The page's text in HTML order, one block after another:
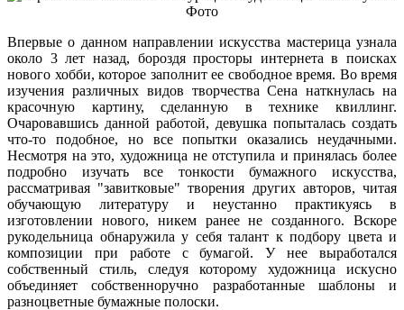
Впервые о данном направлении искусства мастерица узнала
около 3 лет назад, бороздя просторы интернета в поисках
нового хобби, которое заполнит ее свободное время. Во время
изучения различных видов творчества Сена наткнулась на
красочную картину, сделанную в технике квиллинг.
Очаровавшись данной работой, девушка попыталась создать
что-то подобное, но все попытки оказались неудачными.
Несмотря на это, художница не отступила и принялась более
подробно изучать все тонкости бумажного искусства,
рассматривая "завитковые" творения других авторов, читая
обучающую литературу и неустанно практикуясь в
изготовлении нового, никем ранее не созданного. Вскоре
рукодельница обнаружила у себя талант к подбору цвета и
композиции при работе с бумагой. У нее выработался
собственный стиль, следуя которому художница искусно
объединяет собственноручно разработанные шаблоны и
разноцветные бумажные полоски.